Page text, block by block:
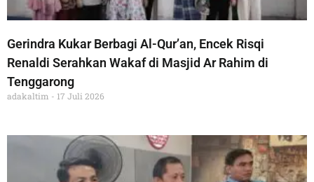
Gerindra Kukar Berbagi Al-Qur’an, Encek Risqi
Renaldi Serahkan Wakaf di Masjid Ar Rahim di
Tenggarong
adakaltim 17 Juli 2026